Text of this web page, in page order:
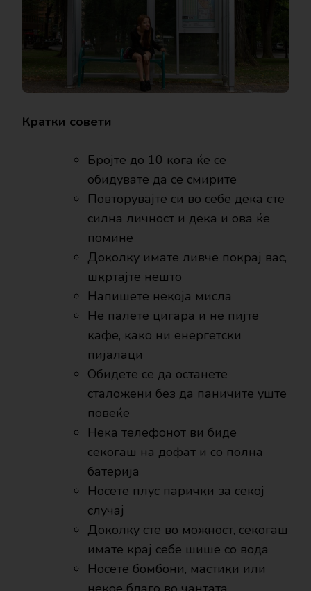
Кратки совети
Бројте до 10 кога ќе се
обидувате да се смирите
Повторувајте си во себе дека сте
силна личност и дека и ова ќе
помине
Доколку имате ливче покрај вас,
шкртајте нешто
Напишете некоја мисла
Не палете цигара и не пијте
кафе, како ни енергетски
пијалаци
Обидете се да останете
сталожени без да паничите уште
повеќе
Нека телефонот ви биде
секогаш на дофат и со полна
батерија
Носете плус парички за секој
случај
Доколку сте во можност, секогаш
имате крај себе шише со вода
Носете бомбони, мастики или